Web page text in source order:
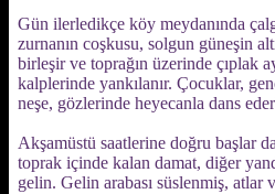
Gün ilerledikçe köy meydanında
zurnanın coşkusu, solgun güneşin
birleşir ve toprağın üzerinde çıplak
kalplerinde yankılanır. Çocuklar,
neşe, gözlerinde heyecanla dans
Akşamüstü saatlerine doğru başlar
toprak içinde kalan damat, diğer
gelin. Gelin arabası süslenmiş, atlar